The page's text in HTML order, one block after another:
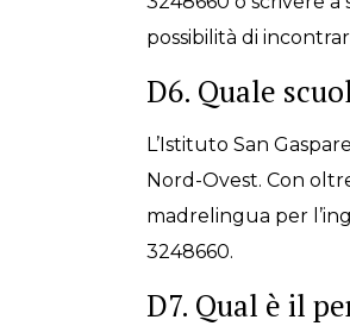
possibilità di
D6. Quale
L’Istituto San
Nord-Ovest. Con
madrelingua per
3248660.
D7. Qual è il